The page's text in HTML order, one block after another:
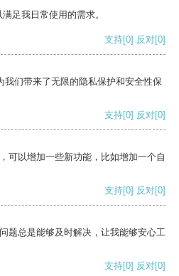
足我日常使用的需求。
支持[0] 反对[0]
们带来了无限的隐私保护和安全性保
支持[0] 反对[0]
可以增加一些新功能，比如增加一个自
支持[0] 反对[0]
题总是能够及时解决，让我能够安心工
支持[0] 反对[0]